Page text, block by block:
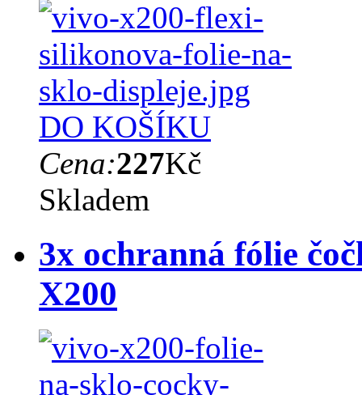
DO KOŠÍKU
Cena:227Kč
Skladem
3x ochranná fólie
X200